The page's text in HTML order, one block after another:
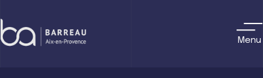
to
content
Menu